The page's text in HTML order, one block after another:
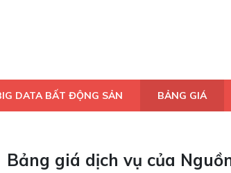
DATA BẤT ĐỘNG SẢN BẢNG GIÁ
Bảng giá dịch vụ của